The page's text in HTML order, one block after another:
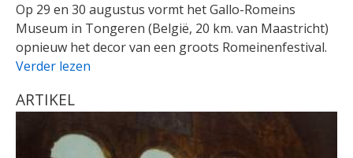
Op 29 en 30 augustus vormt het Gallo-Romeins
Museum in Tongeren (België, 20 km. van Maastricht)
opnieuw het decor van een groots Romeinenfestival.
Verder lezen
ARTIKEL